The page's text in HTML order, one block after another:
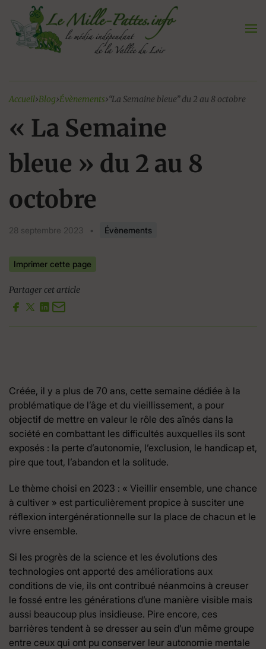
contenu
Accueil›Blog›Évènements›“La Semaine bleue” du 2 au 8 octobre
« La Semaine
bleue » du 2 au 8
octobre
28 septembre 2023 • Évènements
Imprimer cette page
Partager cet article
Créée, il y a plus de 70 ans, cette semaine dédiée à la
problématique de l’âge et du vieillissement, a pour
objectif de mettre en valeur le rôle des aînés dans la
société en combattant les difficultés auxquelles ils sont
exposés : la perte d’autonomie, l’exclusion, le handicap et,
pire que tout, l’abandon et la solitude.
Le thème choisi en 2023 : « Vieillir ensemble, une chance
à cultiver » est particulièrement propice à susciter une
réflexion intergénérationnelle sur la place de chacun et le
vivre ensemble.
Si les progrès de la science et les évolutions des
technologies ont apporté des améliorations aux
conditions de vie, ils ont contribué néanmoins à creuser
le fossé entre les générations d’une manière visible mais
aussi beaucoup plus insidieuse. Pire encore, ces
barrières tendent à se dresser au sein d’un même groupe
entre ceux qui ont pu conserver leur autonomie mentale